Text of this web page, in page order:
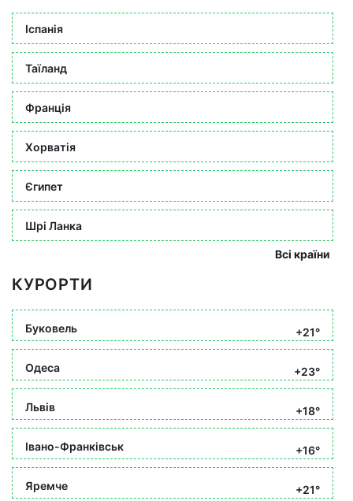
Іспанія
Таїланд
Франція
Хорватія
Єгипет
Шрі Ланка
Всі країни
КУРОРТИ
Буковель +21°
Одеса +23°
Львів +18°
Івано-Франківськ +16°
Яремче +21°